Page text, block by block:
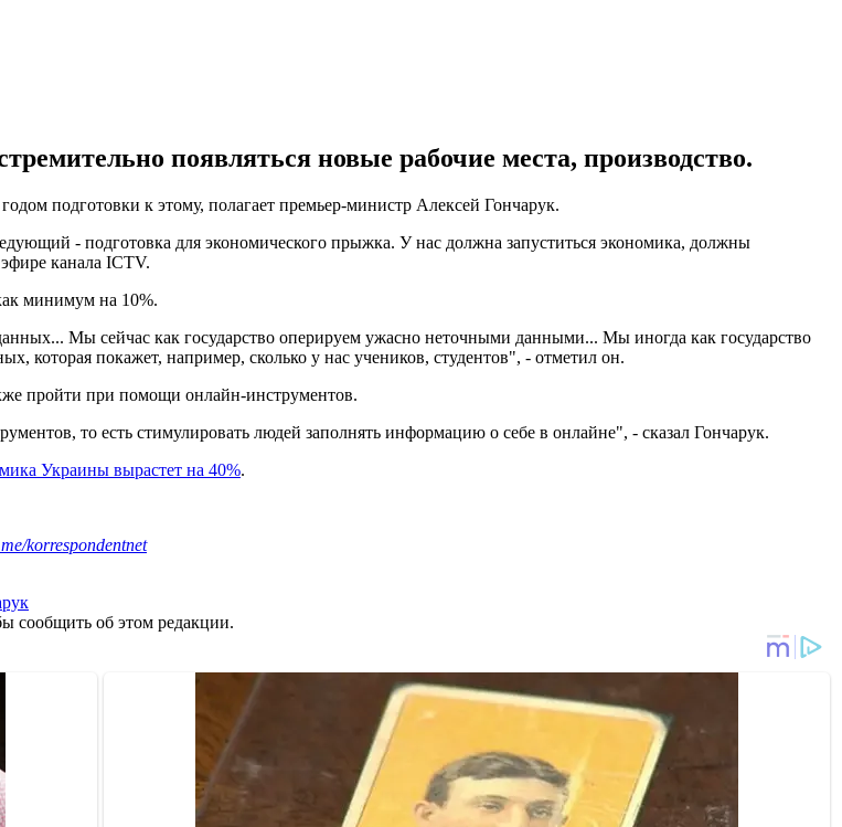
появляться новые рабочие места, производство.
подготовки к этому, полагает премьер-министр Алексей Гончарук.
- подготовка для экономического прыжка. У нас должна запуститься экономика, должны
канала ICTV.
минимум на 10%.
Мы сейчас как государство оперируем ужасно неточными данными... Мы иногда как государство
которая покажет, например, сколько у нас учеников, студентов", - отметил он.
пройти при помощи онлайн-инструментов.
то есть стимулировать людей заполнять информацию о себе в онлайне", - сказал Гончарук.
Украины вырастет на 40%.
korrespondentnet
сообщить об этом редакции.